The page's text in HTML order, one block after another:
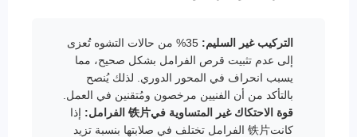
التركيب غير السليم:
35% من حالات التشوه تُعزى
إلى عدم تثبيت قرص الفرامل بشكل صحيح، مما
يسبب انحراف في المحور الدوري. لذلك يُنصح
بالتأكد من أن الفنيين مرخصون ومُتقنين في العمل.
قوة الاحتكاك غير المتساوية في铁片 الفرامل:
إذا
كانت铁片 الفرامل تختلف في صلابتها بنسبة تزيد